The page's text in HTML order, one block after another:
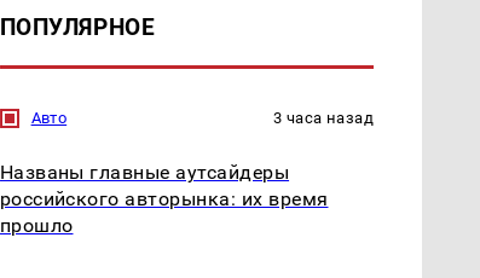
ПОПУЛЯРНОЕ
Авто 3 часа назад
Названы главные аутсайдеры
российского авторынка: их время
прошло